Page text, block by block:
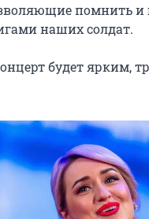
помнить и
наших солдат.
будет ярким,